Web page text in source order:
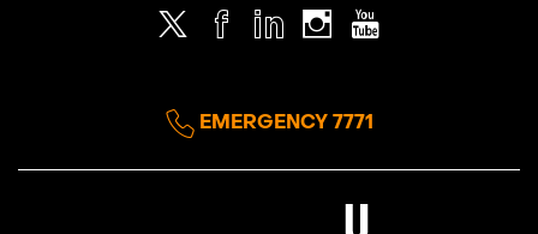
Twitter Facebook
LinkedInInstagramYoutube
EMERGENCY 7771